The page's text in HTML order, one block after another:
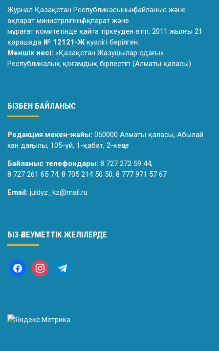
Журнал Қазақстан Республикасының байланыс және
ақпарат министрлiгiнiң Ақпарат және
мұрағат комитетiнде қайта тiркеуден өтiп, 2011 жылғы 21
қарашада № 12121-Жкуәлiгi берiлген.
Меншік иесі: «Қазақстан Жазушылар одағы»
Республикалық қоғамдық бірлестігі (Алматы қаласы)
БІЗБЕН БАЙЛАНЫС
Редакция мекен-жайы: 050000 Алматы қаласы, Абылай
хан даңғылы, 105-үй, 1-қабат, 2-кеңсе
Байланыс телефондары: 8 727 272 59 44,
8 727 261 65 74, 8 705 214 50 50, 8 777 971 57 67
Email: juldyz_kz@mail.ru
БІЗ ӘЛЕУМЕТТІК ЖЕЛІЛЕРДЕ